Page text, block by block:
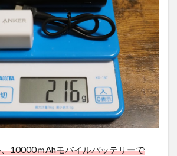
10000ｍAhモバイルバッテリーで